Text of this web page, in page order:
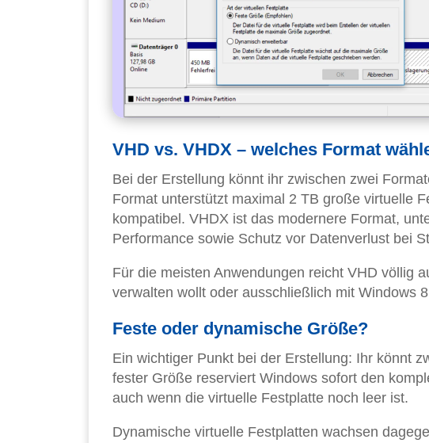
VHD vs. VHDX – welches Format
Bei der Erstellung könnt ihr zwischen zwei
Format unterstützt maximal 2 TB große virtuelle
kompatibel. VHDX ist das modernere Format,
Performance sowie Schutz vor Datenverlust bei
Für die meisten Anwendungen reicht VHD völlig
verwalten wollt oder ausschließlich mit Windows
Feste oder dynamische Größe?
Ein wichtiger Punkt bei der Erstellung: Ihr könnt
fester Größe reserviert Windows sofort den
auch wenn die virtuelle Festplatte noch leer ist.
Dynamische virtuelle Festplatten wachsen